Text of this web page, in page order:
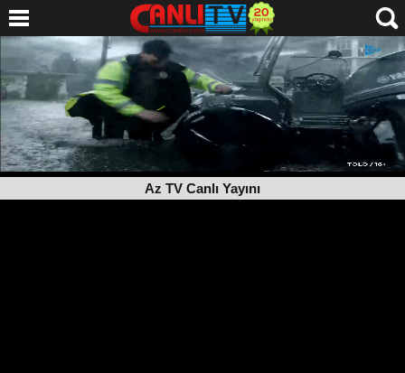
Az TV Canlı Yayını